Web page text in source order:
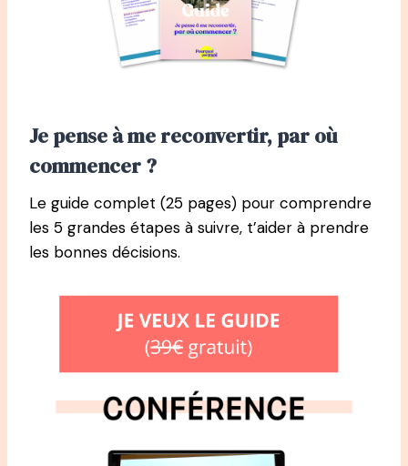
Je pense à me reconvertir, par où
commencer ?
Le guide complet (25 pages) pour comprendre
les 5 grandes étapes à suivre, t’aider à prendre
les bonnes décisions.